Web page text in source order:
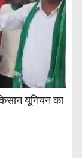
यूनियन का